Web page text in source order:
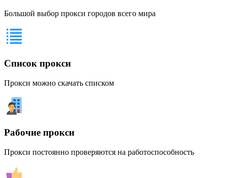
Большой выбор прокси городов всего мира
Список прокси
Прокси можно скачать списком
Рабочие прокси
Прокси постоянно проверяются на работоспособность